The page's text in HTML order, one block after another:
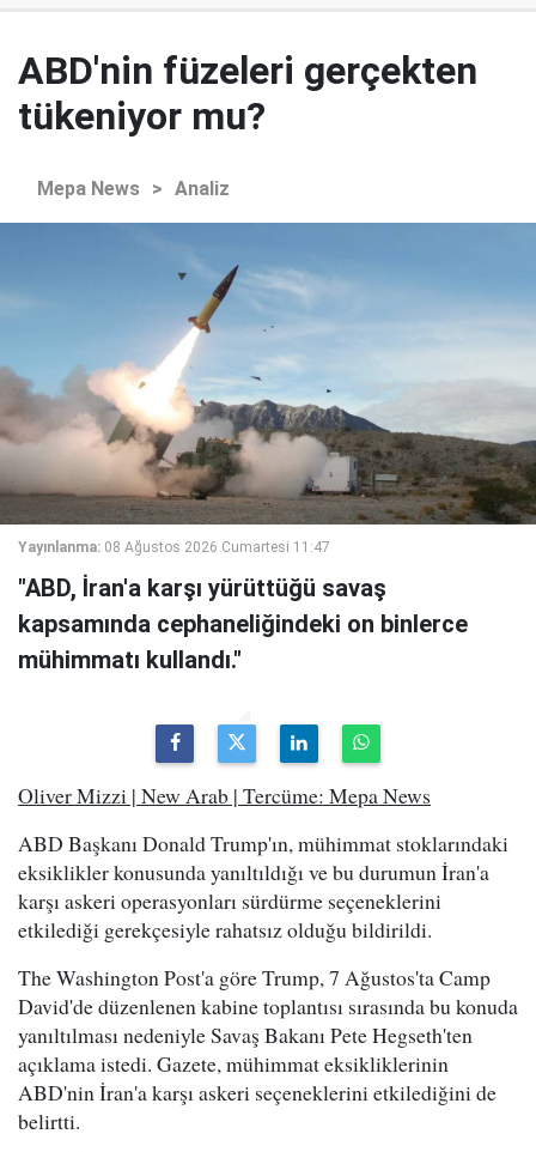
ABD'nin füzeleri gerçekten
tükeniyor mu?
Mepa News > Analiz
Yayınlanma: 08 Ağustos 2026 Cumartesi 11:47
"ABD, İran'a karşı yürüttüğü savaş
kapsamında cephaneliğindeki on binlerce
mühimmatı kullandı."
Oliver Mizzi | New Arab | Tercüme: Mepa News
ABD Başkanı Donald Trump'ın, mühimmat stoklarındaki
eksiklikler konusunda yanıltıldığı ve bu durumun İran'a
karşı askeri operasyonları sürdürme seçeneklerini
etkilediği gerekçesiyle rahatsız olduğu bildirildi.
The Washington Post'a göre Trump, 7 Ağustos'ta Camp
David'de düzenlenen kabine toplantısı sırasında bu konuda
yanıltılması nedeniyle Savaş Bakanı Pete Hegseth'ten
açıklama istedi. Gazete, mühimmat eksikliklerinin
ABD'nin İran'a karşı askeri seçeneklerini etkilediğini de
belirtti.